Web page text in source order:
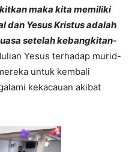
maka kita memiliki
dan Yesus Kristus adalah
setelah kebangkitan-
Yesus terhadap murid-
untuk kembali
kekacauan akibat